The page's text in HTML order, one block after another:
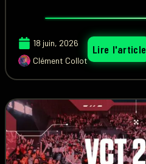
18 juin, 2026
Clément Collot
Lire l'article